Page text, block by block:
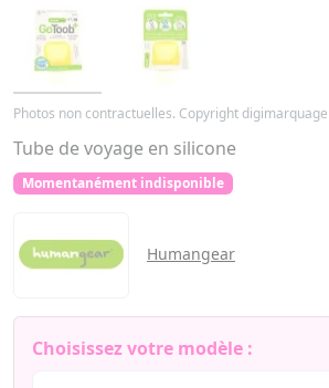
Photos non contractuelles. Copyright digimarquage
Tube de voyage en silicone
Momentanément indisponible
Humangear
Choisissez votre modèle :